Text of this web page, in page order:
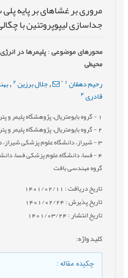
مروری بر غشاهای بر پایه
جداسازی لیپوپروتئین با
محورهای موضوعی:پلیمرها در
محیطی
رحیم دهقان *
,جلال برزین 2
,
قادری 4
- گروه بایومتریال، پژوهشگاه پلیمر و
2- گروه بایومتریال، پژوهشگاه پلیمر و
3- شیراز، دانشگاه علوم پزشکی شیراز،
4- فسا، دانشگاه علوم پزشکی فسا،
گروه مهندسی بافت
تاریخ دریافت : 1401/02/11
تاریخ پذیرش : 1401/02/24
تاریخ انتشار : 1401/03/24
کلید واژه:
چکیده مقاله: